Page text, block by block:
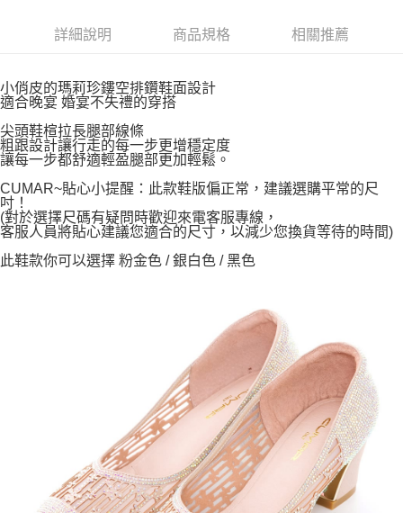
詳細說明 商品規格 相關推薦
小俏皮的瑪莉珍鏤空排鑽鞋面設計
適合晚宴 婚宴不失禮的穿搭
尖頭鞋楦拉長腿部線條
粗跟設計讓行走的每一步更增穩定度
讓每一步都舒適輕盈腿部更加輕鬆。
CUMAR~貼心小提醒：此款鞋版偏正常，建議選購平常的尺
吋！
(對於選擇尺碼有疑問時歡迎來電客服專線，
客服人員將貼心建議您適合的尺寸，以減少您換貨等待的時間)
此鞋款你可以選擇 粉金色 / 銀白色 / 黑色